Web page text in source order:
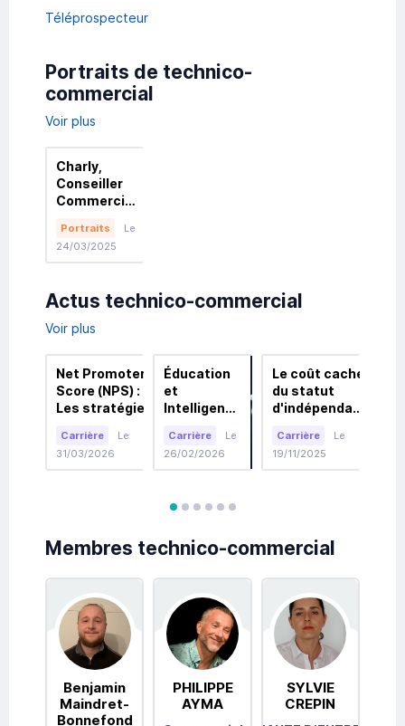
Téléprospecteur
Portraits de technico-
commercial
Voir plus
Charly,
Conseiller
Commercial
Gan
Prévoyance
Groupama
Portraits
Le
24/03/2025
Actus technico-commercial
Voir plus
Net Promoter
Score (NPS) :
Les stratégies
pour
transformer vos
Carrière
Le
31/03/2026
Éducation
et
Intelligence
Comment
l'IA Devient
Sous-
des
Carrière
Le
26/02/2026
Le coût caché
du statut
d'indépendant
la liberté du
freelance
Carrière
Le
19/11/2025
avisavisavisavisavisavis
Membres technico-commercial
Benjamin
Maindret-
Bonnefond
PHILIPPE
AYMA
SYLVIE
CREPIN